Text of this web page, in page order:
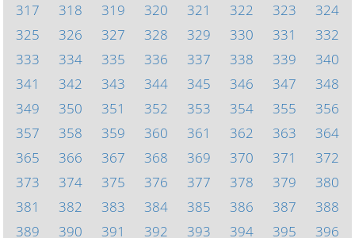
317
318 319 320 321 322 323
324
325
326 327 328 329 330 331
332
333
334 335 336 337 338 339
340
341
342 343 344 345 346 347
348
349
350 351 352 353 354 355
356
357
358 359 360 361 362 363
364
365
366 367 368 369 370 371
372
373
374 375 376 377 378 379
380
381
382 383 384 385 386 387
388
389
390 391 392 393 394 395 396